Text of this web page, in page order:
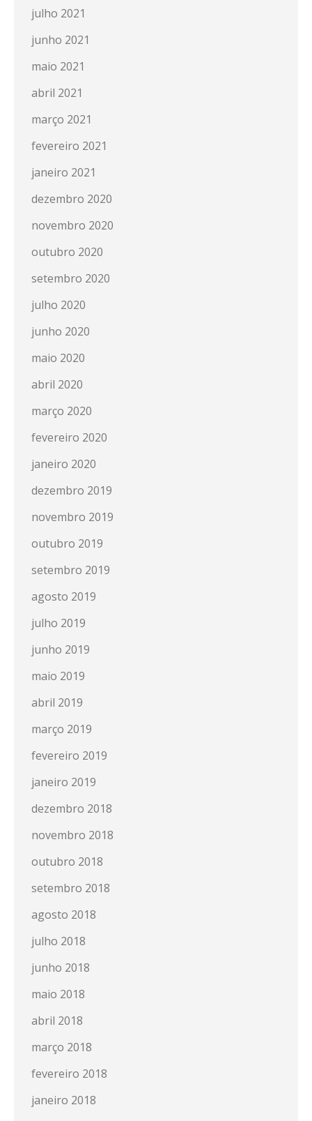
julho 2021
junho 2021
maio 2021
abril 2021
março 2021
fevereiro 2021
janeiro 2021
dezembro 2020
novembro 2020
outubro 2020
setembro 2020
julho 2020
junho 2020
maio 2020
abril 2020
março 2020
fevereiro 2020
janeiro 2020
dezembro 2019
novembro 2019
outubro 2019
setembro 2019
agosto 2019
julho 2019
junho 2019
maio 2019
abril 2019
março 2019
fevereiro 2019
janeiro 2019
dezembro 2018
novembro 2018
outubro 2018
setembro 2018
agosto 2018
julho 2018
junho 2018
maio 2018
abril 2018
março 2018
fevereiro 2018
janeiro 2018